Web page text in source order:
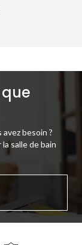
besoin ?
salle de bain